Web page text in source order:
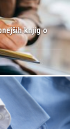
knjig o